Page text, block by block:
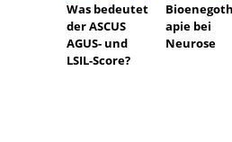
Was bedeutet
der ASCUS
AGUS- und
LSIL-Score?
apie bei
Neurose